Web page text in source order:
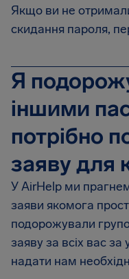
Якщо ви не
скидання пароля,
Я
іншими
потрібно
заяву для
У AirHelp ми
заяви якомога
подорожували
заяву за всіх вас
надати нам